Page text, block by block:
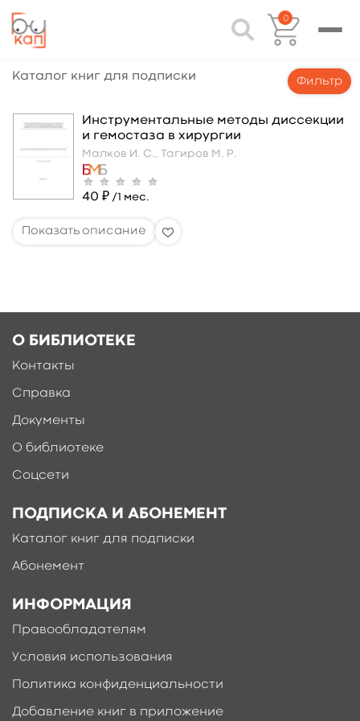
0
Каталог книг для подписки Фильтр
Инструментальные методы диссекции
и гемостаза в хирургии
Малков И. С., Тагиров М. Р.
40 ₽ /1 мес.
О БИБЛИОТЕКЕ
Контакты
Справка
Документы
О библиотеке
Соцсети
ПОДПИСКА И АБОНЕМЕНТ
Каталог книг для подписки
Абонемент
ИНФОРМАЦИЯ
Правообладателям
Условия использования
Политика конфиденциальности
Добавление книг в приложение